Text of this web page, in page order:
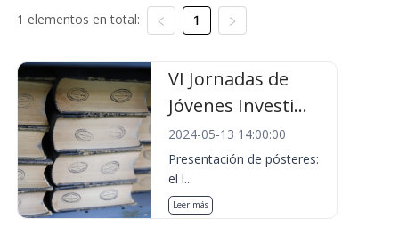
1 elementos en total: 1
VI Jornadas de
Jóvenes Investi...
2024-05-13 14:00:00
Presentación de pósteres:
el l...
Leer más